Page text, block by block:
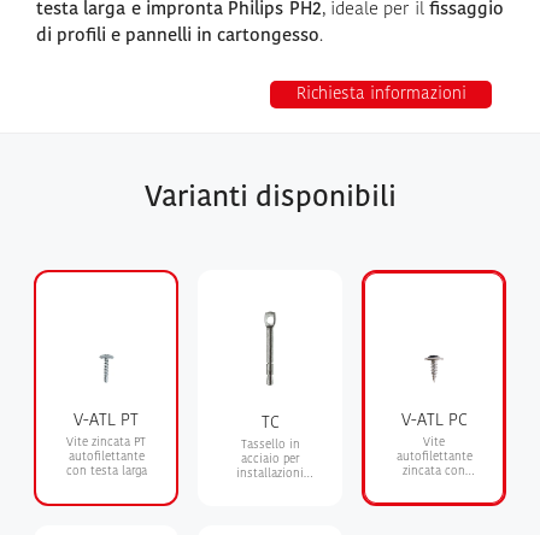
testa larga e impronta Philips PH2, ideale per ilfissaggio
di profili e pannelli in cartongesso.
Richiesta informazioni
Varianti disponibili
V-ATL PT
Vite zincata PT
autofilettante
con testa larga
TC
Tassello in
acciaio per
installazioni
V-ATL PC
Vite
autofilettante
zincata con
impronta